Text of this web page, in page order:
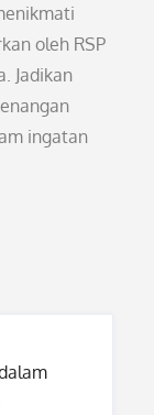
oleh RSP
Jadikan
ingatan